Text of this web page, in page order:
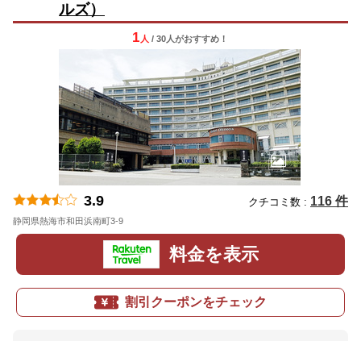
ルズ）
1 人 / 30人がおすすめ！
3.9 クチコミ数 : 116 件
静岡県熱海市和田浜南町3-9
料金を表示
割引クーポンをチェック